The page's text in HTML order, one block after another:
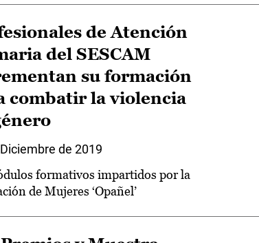
de Atención
del SESCAM
su formación
combatir la violencia
de 2019
formativos impartidos por la
de Mujeres ‘Opañel’